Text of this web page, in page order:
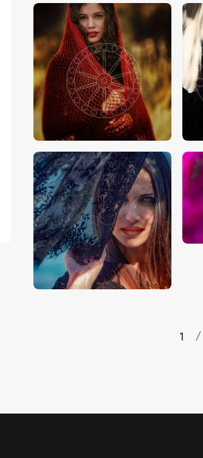
€15.00-€24.00
€15.00-€24.00
1